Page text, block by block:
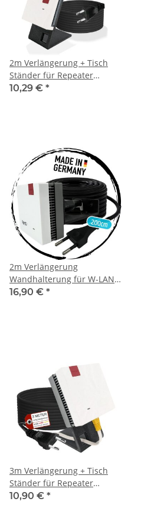
2m Verlängerung + Tisch
Ständer für Repeater
passend für AVM 600 1200
10,29 € *
2m Verlängerung
Wandhalterung für W-LAN
Repeater für Fritz Repeater
16,90 € *
3m Verlängerung + Tisch
Ständer für Repeater
passend für AVM 600 1200
10,90 € *